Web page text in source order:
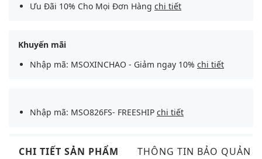
Ưu Đãi 10% Cho Mọi Đơn Hàng chi tiết
Khuyến mãi
Nhập mã: MSOXINCHAO - Giảm ngay 10% chi tiết
Nhập mã: MSO826FS- FREESHIP chi tiết
CHI TIẾT SẢN PHẨM THÔNG TIN BẢO QUẢN